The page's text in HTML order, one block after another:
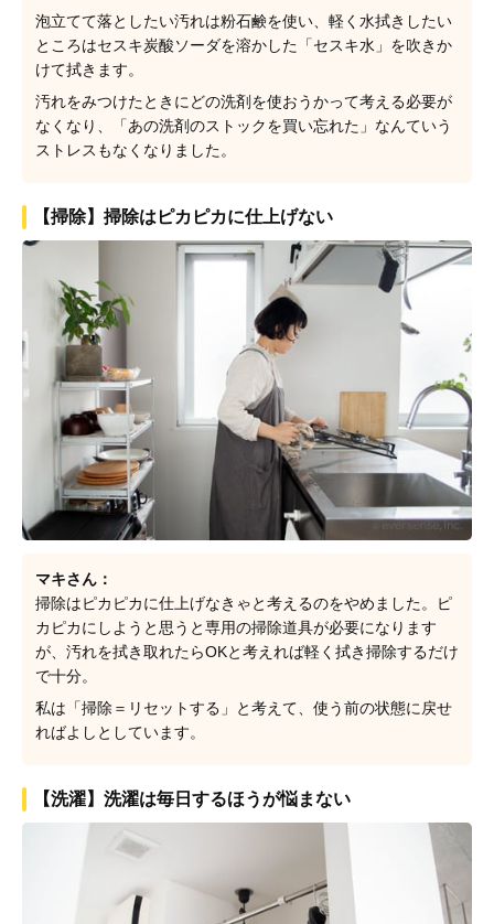
泡立てて落としたい汚れは粉石鹸を使い、軽く水拭きしたい
ところはセスキ炭酸ソーダを溶かした「セスキ水」を吹きか
けて拭きます。
汚れをみつけたときにどの洗剤を使おうかって考える必要が
なくなり、「あの洗剤のストックを買い忘れた」なんていう
ストレスもなくなりました。
【掃除】掃除はピカピカに仕上げない
マキさん：
掃除はピカピカに仕上げなきゃと考えるのをやめました。ピ
カピカにしようと思うと専用の掃除道具が必要になります
が、汚れを拭き取れたらOKと考えれば軽く拭き掃除するだけ
で十分。
私は「掃除＝リセットする」と考えて、使う前の状態に戻せ
ればよしとしています。
【洗濯】洗濯は毎日するほうが悩まない